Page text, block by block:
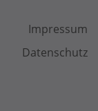
Impressum
Datenschutz